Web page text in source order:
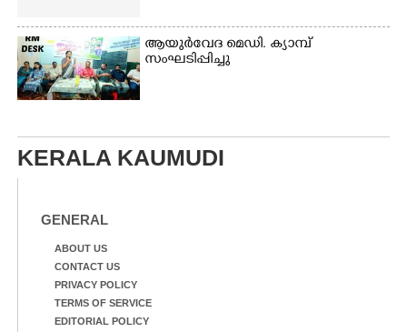
ആയുർവേദ മെഡി. ക്യാമ്പ്
സംഘടിപ്പിച്ചു
KERALA KAUMUDI
GENERAL
ABOUT US
CONTACT US
PRIVACY POLICY
TERMS OF SERVICE
EDITORIAL POLICY